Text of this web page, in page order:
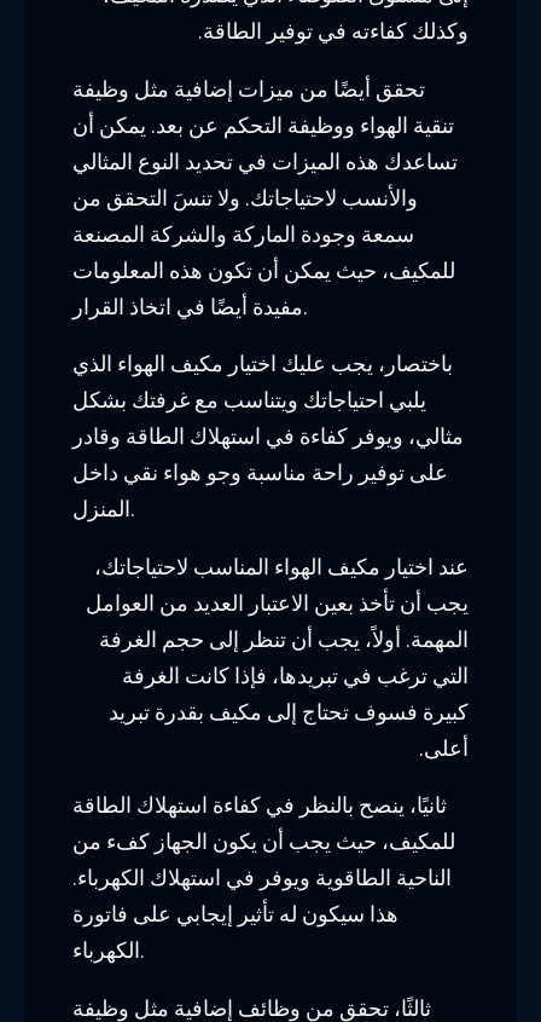
وكذلك كفاءته في توفير الطاقة.
تحقق أيضًا من ميزات إضافية مثل وظيفة
تنقية الهواء ووظيفة التحكم عن بعد. يمكن أن
تساعدك هذه الميزات في تحديد النوع المثالي
والأنسب لاحتياجاتك. ولا تنسَ التحقق من
سمعة وجودة الماركة والشركة المصنعة
للمكيف، حيث يمكن أن تكون هذه المعلومات
مفيدة أيضًا في اتخاذ القرار.
باختصار، يجب عليك اختيار مكيف الهواء الذي
يلبي احتياجاتك ويتناسب مع غرفتك بشكل
مثالي، ويوفر كفاءة في استهلاك الطاقة وقادر
على توفير راحة مناسبة وجو هواء نقي داخل
المنزل.
عند اختيار مكيف الهواء المناسب لاحتياجاتك،
يجب أن تأخذ بعين الاعتبار العديد من العوامل
المهمة. أولاً، يجب أن تنظر إلى حجم الغرفة
التي ترغب في تبريدها، فإذا كانت الغرفة
كبيرة فسوف تحتاج إلى مكيف بقدرة تبريد
أعلى.
ثانيًا، ينصح بالنظر في كفاءة استهلاك الطاقة
للمكيف، حيث يجب أن يكون الجهاز كفء من
الناحية الطاقوية ويوفر في استهلاك الكهرباء.
هذا سيكون له تأثير إيجابي على فاتورة
الكهرباء.
ثالثًا، تحقق من وظائف إضافية مثل وظيفة